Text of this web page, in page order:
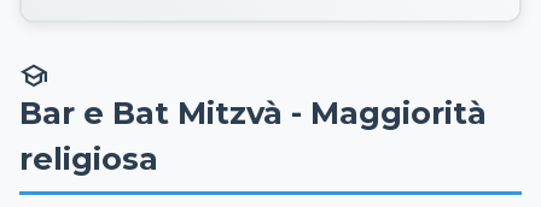
school
Bar e Bat Mitzvà - Maggiorità
religiosa